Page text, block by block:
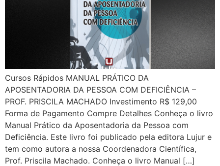
Cursos Rápidos MANUAL PRÁTICO DA
APOSENTADORIA DA PESSOA COM DEFICIÊNCIA –
PROF. PRISCILA MACHADO Investimento R$ 129,00
Forma de Pagamento Compre Detalhes Conheça o livro
Manual Prático da Aposentadoria da Pessoa com
Deficiência. Este livro foi publicado pela editora Lujur e
tem como autora a nossa Coordenadora Científica,
Prof. Priscila Machado. Conheça o livro Manual […]